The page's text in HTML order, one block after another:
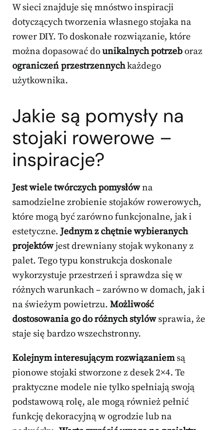
W sieci znajduje się mnóstwo inspiracji
dotyczących tworzenia własnego stojaka na
rower DIY. To doskonałe rozwiązanie, które
można dopasować dounikalnych potrzeboraz
ograniczeń przestrzennychkażdego
użytkownika.
Jakie są pomysły na
stojaki rowerowe –
inspiracje?
Jest wiele twórczych pomysłówna
samodzielne zrobienie stojaków rowerowych,
które mogą być zarówno funkcjonalne, jak i
estetyczne.Jednym z chętnie wybieranych
projektówjest drewniany stojak wykonany z
palet. Tego typu konstrukcja doskonale
wykorzystuje przestrzeń i sprawdza się w
różnych warunkach – zarówno w domach, jak i
na świeżym powietrzu. Możliwość
dostosowania go do różnych stylów sprawia, że
staje się bardzo wszechstronny.
Kolejnym interesującym rozwiązaniemsą
pionowe stojaki stworzone z desek 2×4. Te
praktyczne modele nie tylko spełniają swoją
podstawową rolę, ale mogą również pełnić
funkcję dekoracyjną w ogrodzie lub na